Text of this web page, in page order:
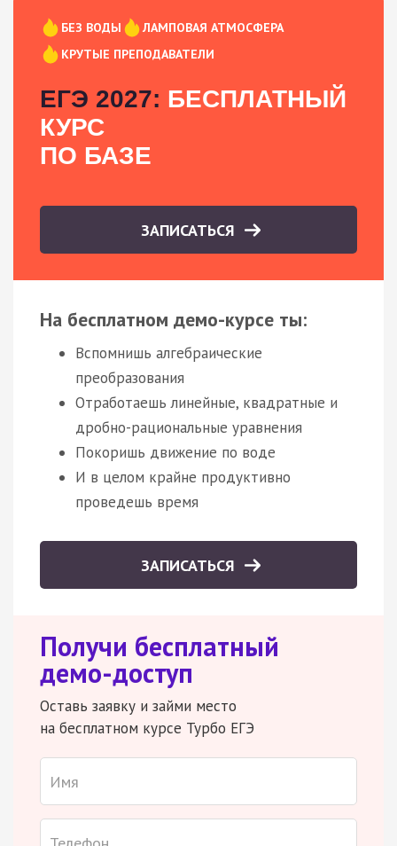
БЕЗ ВОДЫ
ЛАМПОВАЯ АТМОСФЕРА
КРУТЫЕ ПРЕПОДАВАТЕЛИ
ЕГЭ 2027: БЕСПЛАТНЫЙ
КУРС
ПО БАЗЕ
ЗАПИСАТЬСЯ
На бесплатном демо-курсе ты:
Вспомнишь алгебраические
преобразования
Отработаешь линейные, квадратные и
дробно-рациональные уравнения
Покоришь движение по воде
И в целом крайне продуктивно
проведешь время
ЗАПИСАТЬСЯ
Получи бесплатный
демо-доступ
Оставь заявку и займи место
на бесплатном курсе Турбо ЕГЭ